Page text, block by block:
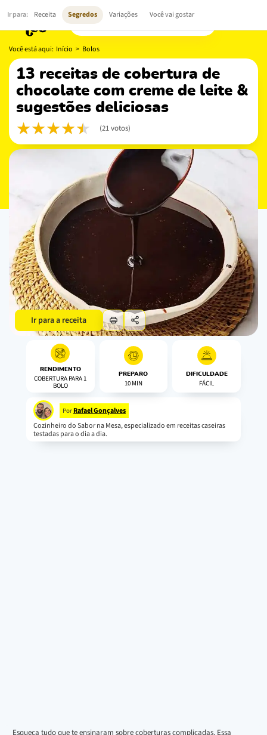
Você está aqui: Início > Bolos
13 receitas de cobertura de
chocolate com creme de leite &
sugestões deliciosas
(21 votos)
Ir para a receita
RENDIMENTO
COBERTURA PARA 1
BOLO
PREPARO
10 MIN
DIFICULDADE
FÁCIL
Por Rafael Gonçalves
Cozinheiro do Sabor na Mesa, especializado em receitas caseiras
testadas para o dia a dia.
Esqueça tudo que te ensinaram sobre coberturas complicadas. Essa
Ir para: Receita Segredos Variações Você vai gostar